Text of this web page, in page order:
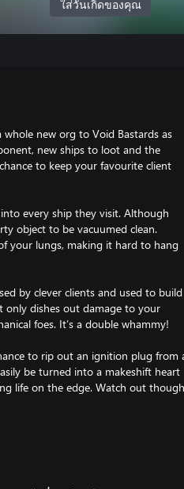
ใส่วันเกิดของคุณ
new org to Void Bastards as
new ships to loot and the
to keep your favourite client
every ship they visit. Although
object to be vacuumed clean.
your lungs, making it hard to hang
by clever clients and used to build
only dishes out damage to your
foes. It’s a double whammy!
to rip out an ignition plug from
be turned into a makeshift heart
life on the edge. Watch out